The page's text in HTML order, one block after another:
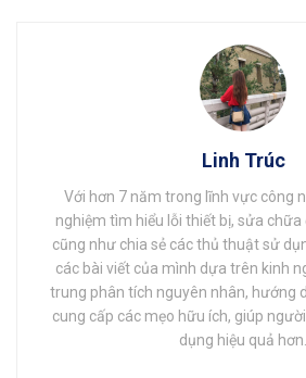
Linh Trúc
Với hơn 7 năm trong lĩnh vực công
nghiệm tìm hiểu lỗi thiết bị, sửa
cũng như chia sẻ các thủ thuật sử
các bài viết của mình dựa trên kinh
trung phân tích nguyên nhân, hướng
cung cấp các mẹo hữu ích, giúp
dụng hiệu quả hơn.